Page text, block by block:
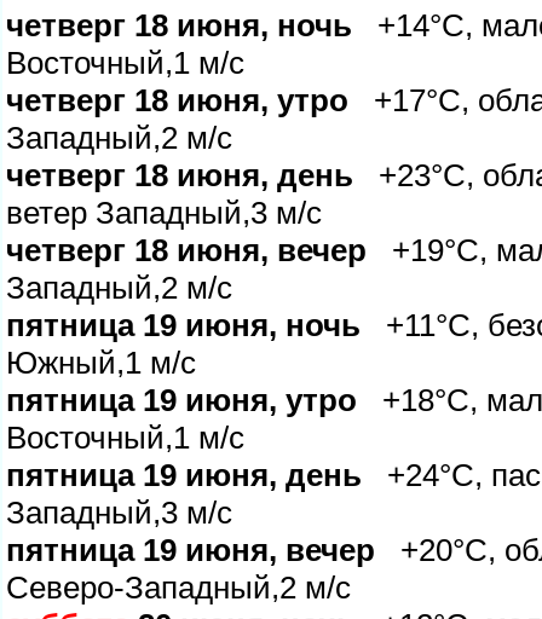
четверг 18 июня, ночь +14°C,
осточный,1 м/с
четверг 18 июня, утро +17°C,
Западный,2 м/с
четверг 18 июня, день +23°C,
етер Западный,3 м/с
четверг 18 июня, вечер +19°C,
Западный,2 м/с
пятница 19 июня, ночь +11°C,
Южный,1 м/с
пятница 19 июня, утро +18°C,
осточный,1 м/с
пятница 19 июня, день +24°C,
Западный,3 м/с
пятница 19 июня, вечер +20°C,
Северо-Западный,2 м/с